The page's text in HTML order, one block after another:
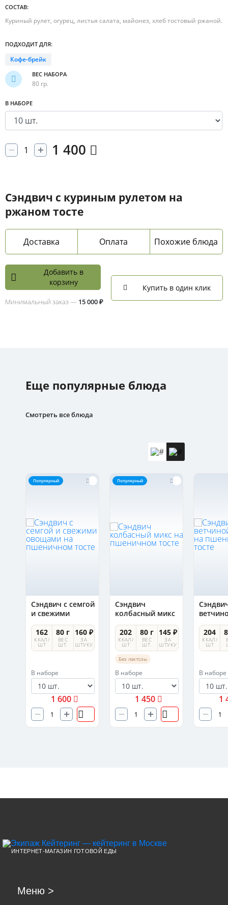
Сэндвич с куриным рулетом на
ржаном тосте
Доставка Оплата Похожие блюда
СОСТАВ:
Куриный рулет, огурец, листья салата, майонез, хлеб тостовый ржаной.
ПОДХОДИТ ДЛЯ:
Кофе-брейк
ВЕС НАБОРА
80 гр.
В НАБОРЕ
1 400
Добавить в
корзину
Минимальный заказ — 15 000 ₽
Купить в один клик
Еще популярные блюда
Смотреть все блюда
Популярный
Сэндвич с семгой
и свежими
овощами на
пшеничном
тосте
162
ККАЛ/
ШТ
80 г
ВЕС
ШТ.
160 ₽
ЗА
ШТУКУ
В наборе
1 600
Популярный
Сэндвич
колбасный микс
на пшеничном
тосте
202
ККАЛ/
ШТ
80 г
ВЕС
ШТ.
145 ₽
ЗА
ШТУКУ
Без лактозы
В наборе
1 450
сыром
тосте
204
ККАЛ/
ШТ
В наборе
1
ИНТЕРНЕТ-МАГАЗИН ГОТОВОЙ ЕДЫ
Меню >